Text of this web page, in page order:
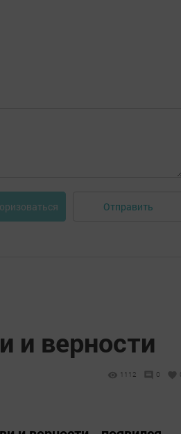
Отправить
и верности
1112 0